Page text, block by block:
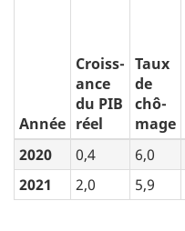
Année
Croiss-
ance
du PIB
réel
Taux
de
chô-
mage
2020
0,4 6,0
2021
2,0 5,9